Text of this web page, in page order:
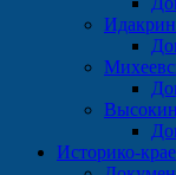
Историко-